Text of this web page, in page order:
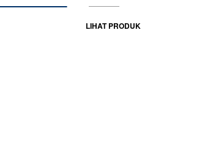
LIHAT PRODUK